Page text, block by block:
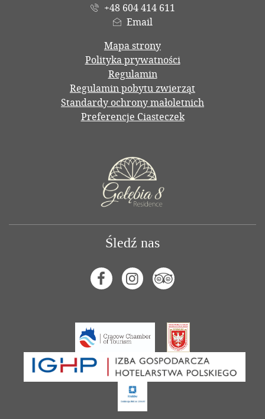
+48 604 414 611
Email
Mapa strony
Polityka prywatności
Regulamin
Regulamin pobytu zwierząt
Standardy ochrony małoletnich
Preferencje Ciasteczek
Śledź nas
FacebookInstagramTripadvisor